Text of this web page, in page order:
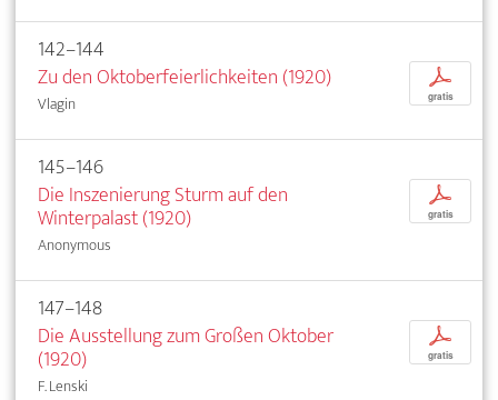
142–144
Zu den Oktoberfeierlichkeiten (1920)
Vlagin
p
gratis
145–146
Die Inszenierung Sturm auf den
Winterpalast (1920)
Anonymous
p
gratis
147–148
Die Ausstellung zum Großen Oktober
(1920)
F. Lenski
p
gratis